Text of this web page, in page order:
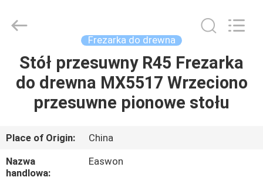
DOM
PRODUKTY
O
NAS
Export
Reserved.
Frezarka do drewna
Stół przesuwny R45 Frezarka
do drewna MX5517 Wrzeciono
przesuwne pionowe stołu
Place of Origin:
China
Nazwa
handlowa:
Easwon